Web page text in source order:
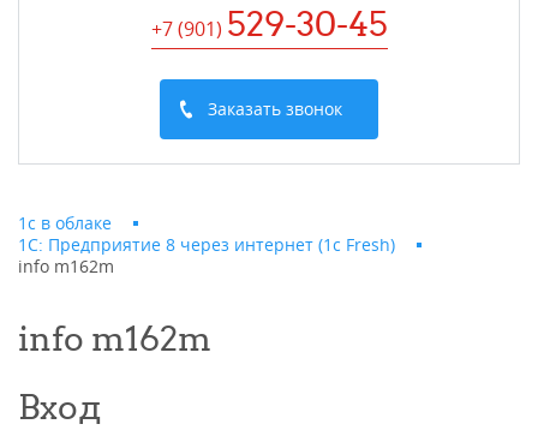
+7 (901) 529-30-45
Заказать звонок
1с в облаке
1С: Предприятие 8 через интернет (1c Fresh)
info m162m
info m162m
Вход